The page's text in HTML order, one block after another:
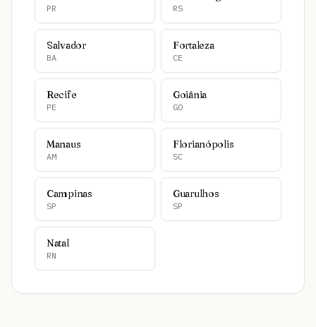
PR RS
Salvador
BA
Fortaleza
CE
Recife
PE
Goiânia
GO
Manaus
AM
Florianópolis
SC
Campinas
SP
Guarulhos
SP
Natal
RN